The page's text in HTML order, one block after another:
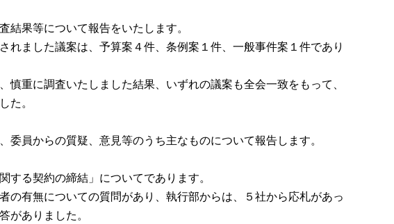
果等について報告をいたします。
ました議案は、予算案４件、条例案１件、一般事件案１件であり
重に調査いたしました結果、いずれの議案も全会一致をもって、
た。
員からの質疑、意見等のうち主なものについて報告します。
る契約の締結」についてであります。
有無についての質問があり、執行部からは、５社から応札があっ
がありました。